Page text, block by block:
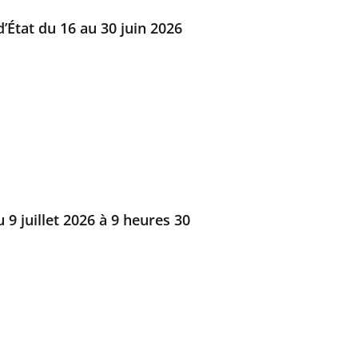
du 16 au 30 juin 2026
9 juillet 2026 à 9 heures 30